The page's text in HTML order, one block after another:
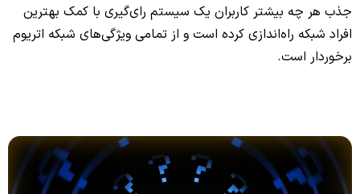
جذب هر چه بیشتر کاربران یک سیستم رای‌گیری با کمک بهترین
افراد شبکه راه‌اندازی کرده است و از تمامی ویژگی‌های شبکه اتریوم
برخوردار است.